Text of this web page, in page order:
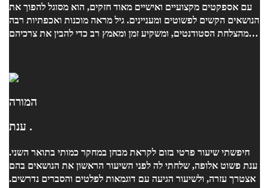
עם אספקטים מקצועיים ואישיים מאוד חזקים, הוא מסוגל להפוך את
הנושאים הקשים לפשוטים ומעניינים. גיל מראה מוכנות ואכפתיות רבה
מהצלחת הסטודנטים, ומשקיע זמן ומאמץ רב כדי להבין את צרכיהם
ומקנה חוויית לימוד חיובית. אני ממליצה בחום על גיל, ואני בטוחה
המורה
ענת .
חיפשתי שיעור פרטי בזום לקראת מבחן במחקר כמותי בתואר השני.
ענת פשוט אלופה, שלחתי לה לפני השיעור הראשון את הנושאים בהם
אצטרך עזרה, ולשיעור הגיעה עם דוגמאות לפלטים והסברים נדרשים.